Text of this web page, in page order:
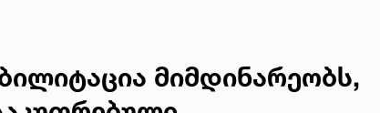
მიმდინარეობს,